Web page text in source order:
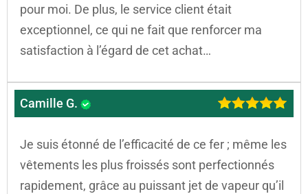
pour moi. De plus, le service client était
exceptionnel, ce qui ne fait que renforcer ma
satisfaction à l’égard de cet achat…
Camille G.
Je suis étonné de l’efficacité de ce fer ; même les
vêtements les plus froissés sont perfectionnés
rapidement, grâce au puissant jet de vapeur qu’il